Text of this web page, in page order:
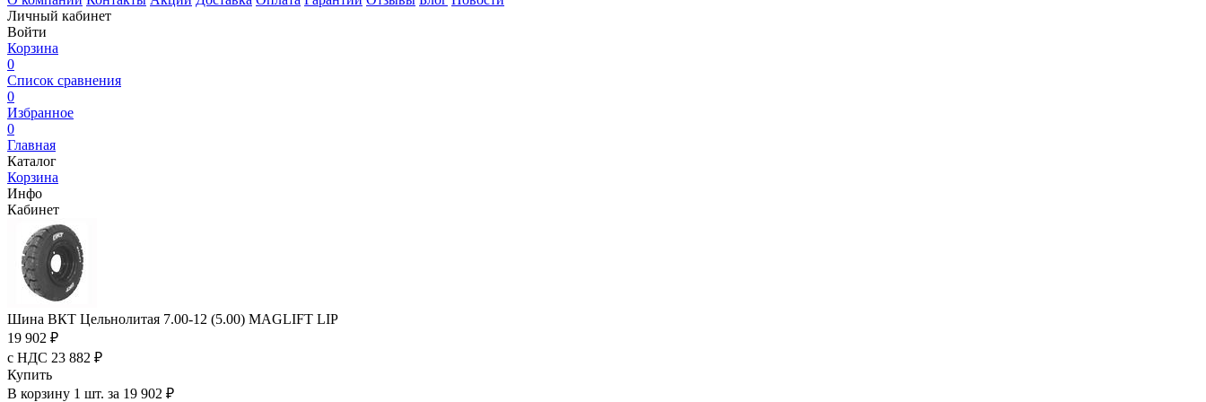
Личный кабинет
Войти
Корзина
0
Список сравнения
0
Избранное
0
Главная
Каталог
Корзина
Инфо
Кабинет
Шина ВКТ Цельнолитая 7.00-12 (5.00) MAGLIFT LIP
19 902 ₽
с НДС 23 882 ₽
Купить
В корзину 1 шт. за 19 902 ₽